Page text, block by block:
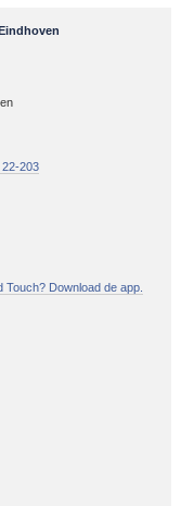
22-203
Touch? Download de app.